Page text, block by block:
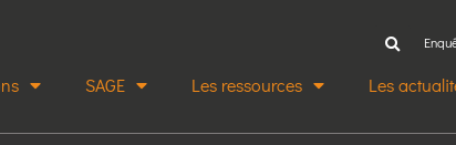
SAGE Les ressources Les